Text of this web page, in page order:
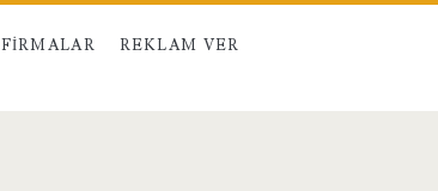
FIRMALAR REKLAM VER